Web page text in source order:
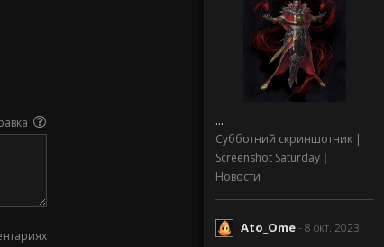
...
Субботний скриншотник |
Screenshot Saturday |
Новости
Ato_Ome- 8 окт. 2023